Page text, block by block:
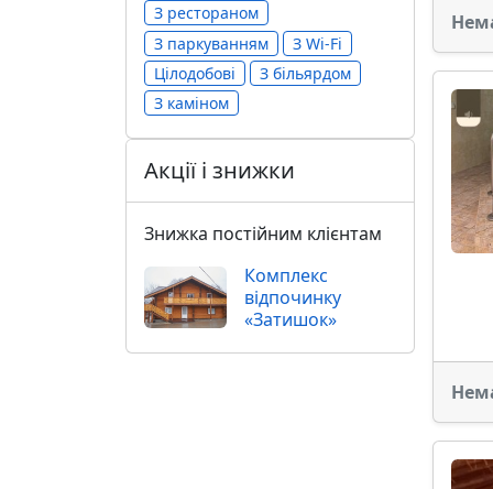
З рестораном
З паркуванням
З Wi-Fi
Цілодобові
З більярдом
З каміном
Акції і знижки
Знижка постійним клієнтам
Комплекс
відпочинку
«Затишок»